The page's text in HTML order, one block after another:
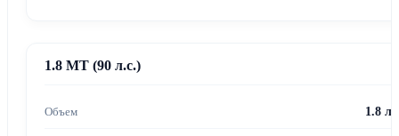
1.8 MT (90 л.с.)
1.8 л